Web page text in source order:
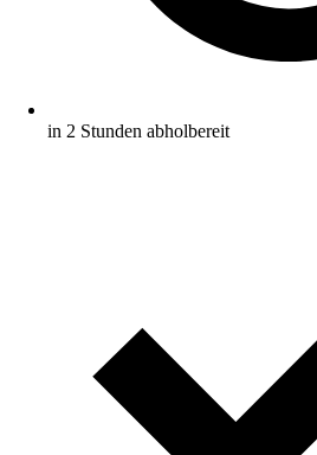
in 2 Stunden abholbereit